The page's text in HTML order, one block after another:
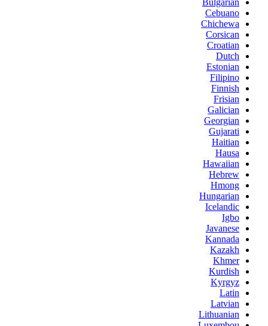
Bulgarian
Cebuano
Chichewa
Corsican
Croatian
Dutch
Estonian
Filipino
Finnish
Frisian
Galician
Georgian
Gujarati
Haitian
Hausa
Hawaiian
Hebrew
Hmong
Hungarian
Icelandic
Igbo
Javanese
Kannada
Kazakh
Khmer
Kurdish
Kyrgyz
Latin
Latvian
Lithuanian